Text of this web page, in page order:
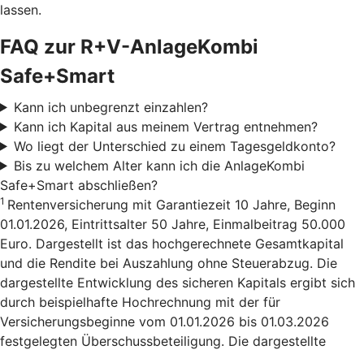
lassen.
FAQ zur R+V-AnlageKombi
Safe+Smart
Kann ich unbegrenzt einzahlen?
Kann ich Kapital aus meinem Vertrag entnehmen?
Wo liegt der Unterschied zu einem Tagesgeldkonto?
Bis zu welchem Alter kann ich die AnlageKombi
Safe+Smart abschließen?
1 Rentenversicherung mit Garantiezeit 10 Jahre, Beginn
01.01.2026, Eintrittsalter 50 Jahre, Einmalbeitrag 50.000
Euro. Dargestellt ist das hochgerechnete Gesamtkapital
und die Rendite bei Auszahlung ohne Steuerabzug. Die
dargestellte Entwicklung des sicheren Kapitals ergibt sich
durch beispielhafte Hochrechnung mit der für
Versicherungsbeginne vom 01.01.2026 bis 01.03.2026
festgelegten Überschussbeteiligung. Die dargestellte